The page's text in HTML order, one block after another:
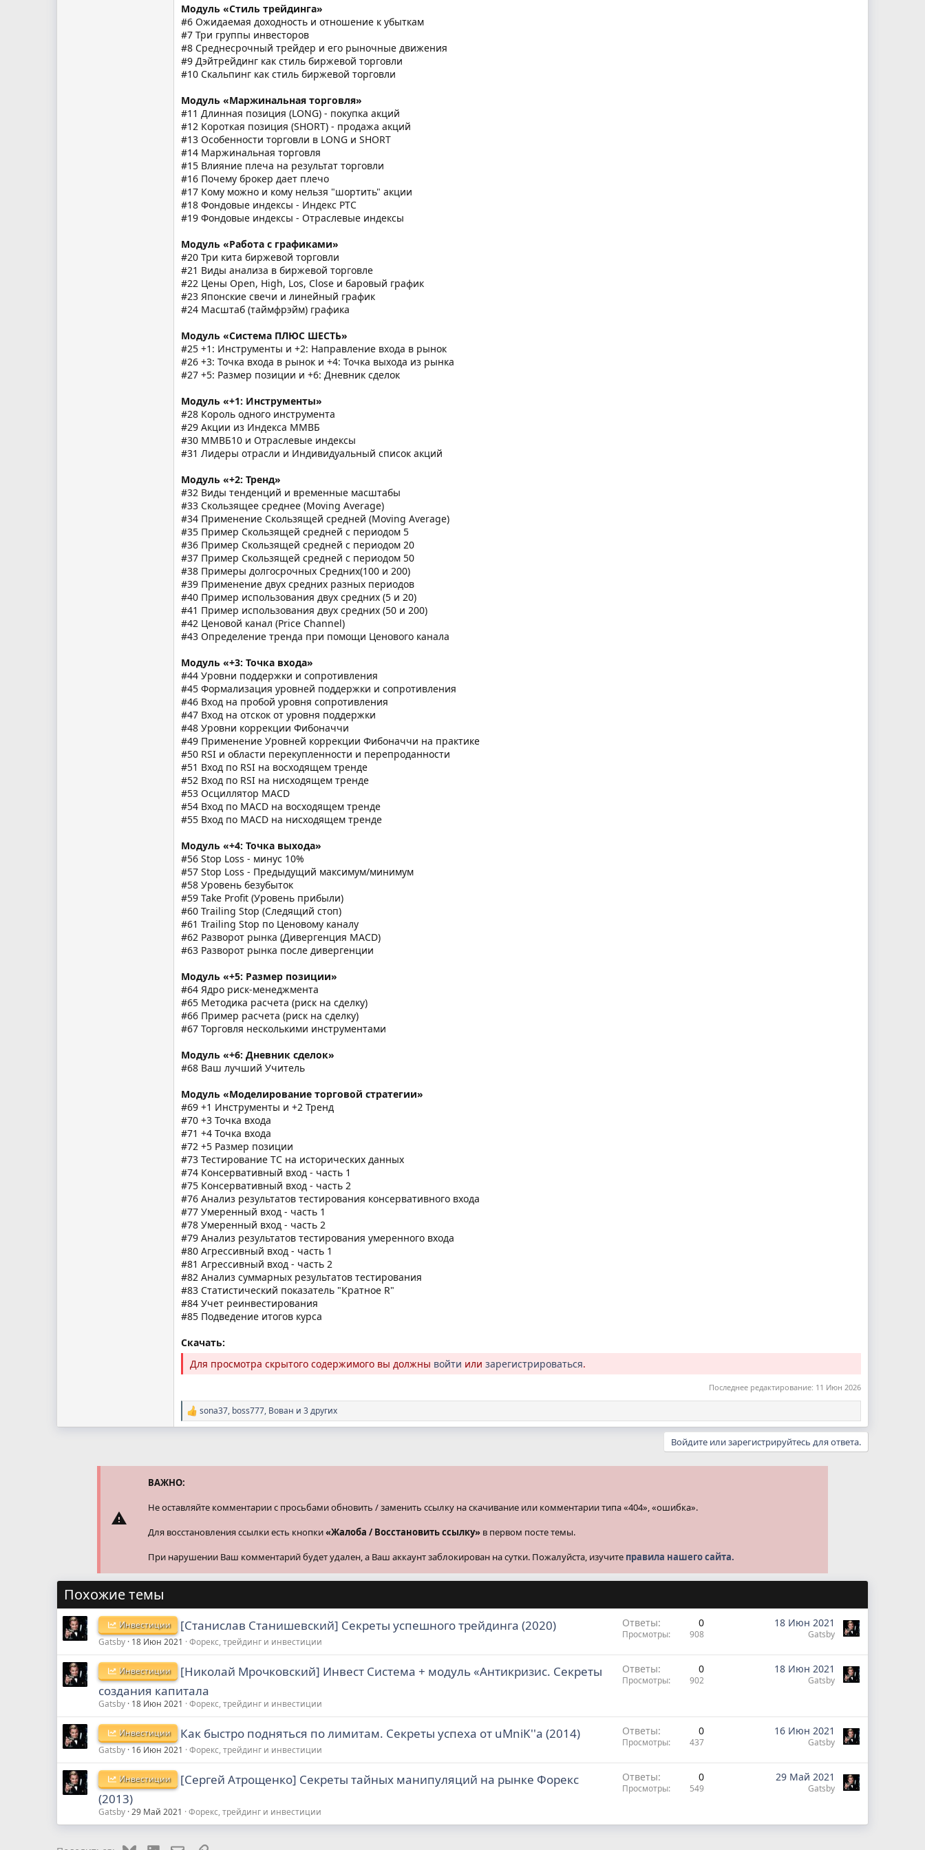
Модуль «Стиль трейдинга»
#6 Ожидаемая доходность и отношение к убыткам
#7 Три группы инвесторов
#8 Среднесрочный трейдер и его рыночные движения
#9 Дэйтрейдинг как стиль биржевой торговли
#10 Скальпинг как стиль биржевой торговли
Модуль «Маржинальная торговля»
#11 Длинная позиция (LONG) - покупка акций
#12 Короткая позиция (SHORT) - продажа акций
#13 Особенности торговли в LONG и SHORT
#14 Маржинальная торговля
#15 Влияние плеча на результат торговли
#16 Почему брокер дает плечо
#17 Кому можно и кому нельзя "шортить" акции
#18 Фондовые индексы - Индекс РТС
#19 Фондовые индексы - Отраслевые индексы
Модуль «Работа с графиками»
#20 Три кита биржевой торговли
#21 Виды анализа в биржевой торговле
#22 Цены Open, High, Los, Close и баровый график
#23 Японские свечи и линейный график
#24 Масштаб (таймфрэйм) графика
Модуль «Система ПЛЮС ШЕСТЬ»
#25 +1: Инструменты и +2: Направление входа в рынок
#26 +3: Точка входа в рынок и +4: Точка выхода из рынка
#27 +5: Размер позиции и +6: Дневник сделок
Модуль «+1: Инструменты»
#28 Король одного инструмента
#29 Акции из Индекса ММВБ
#30 ММВБ10 и Отраслевые индексы
#31 Лидеры отрасли и Индивидуальный список акций
Модуль «+2: Тренд»
#32 Виды тенденций и временные масштабы
#33 Скользящее среднее (Moving Average)
#34 Применение Скользящей средней (Moving Average)
#35 Пример Скользящей средней с периодом 5
#36 Пример Скользящей средней с периодом 20
#37 Пример Скользящей средней с периодом 50
#38 Примеры долгосрочных Средних(100 и 200)
#39 Применение двух средних разных периодов
#40 Пример использования двух средних (5 и 20)
#41 Пример использования двух средних (50 и 200)
#42 Ценовой канал (Price Channel)
#43 Определение тренда при помощи Ценового канала
Модуль «+3: Точка входа»
#44 Уровни поддержки и сопротивления
#45 Формализация уровней поддержки и сопротивления
#46 Вход на пробой уровня сопротивления
#47 Вход на отскок от уровня поддержки
#48 Уровни коррекции Фибоначчи
#49 Применение Уровней коррекции Фибоначчи на практике
#50 RSI и области перекупленности и перепроданности
#51 Вход по RSI на восходящем тренде
#52 Вход по RSI на нисходящем тренде
#53 Осциллятор MACD
#54 Вход по MACD на восходящем тренде
#55 Вход по MACD на нисходящем тренде
Модуль «+4: Точка выхода»
#56 Stop Loss - минус 10%
#57 Stop Loss - Предыдущий максимум/минимум
#58 Уровень безубыток
#59 Take Profit (Уровень прибыли)
#60 Trailing Stop (Следящий стоп)
#61 Trailing Stop по Ценовому каналу
#62 Разворот рынка (Дивергенция MACD)
#63 Разворот рынка после дивергенции
Модуль «+5: Размер позиции»
#64 Ядро риск-менеджмента
#65 Методика расчета (риск на сделку)
#66 Пример расчета (риск на сделку)
#67 Торговля несколькими инструментами
Модуль «+6: Дневник сделок»
#68 Ваш лучший Учитель
Модуль «Моделирование торговой стратегии»
#69 +1 Инструменты и +2 Тренд
#70 +3 Точка входа
#71 +4 Точка входа
#72 +5 Размер позиции
#73 Тестирование ТС на исторических данных
#74 Консервативный вход - часть 1
#75 Консервативный вход - часть 2
#76 Анализ результатов тестирования консервативного входа
#77 Умеренный вход - часть 1
#78 Умеренный вход - часть 2
#79 Анализ результатов тестирования умеренного входа
#80 Агрессивный вход - часть 1
#81 Агрессивный вход - часть 2
#82 Анализ суммарных результатов тестирования
#83 Статистический показатель "Кратное R"
#84 Учет реинвестирования
#85 Подведение итогов курса
Скачать:
Для просмотра скрытого содержимого вы должны войти или зарегистрироваться.
Последнее редактирование: 11 Июн 2026
Р
е
sona37, boss777, Вован и 3 других
Войдите или зарегистрируйтесь для ответа.
ВАЖНО:
Не оставляйте комментарии с просьбами обновить / заменить ссылку на скачивание или комментарии типа «404», «ошибка».
Для восстановления ссылки есть кнопки«Жалоба / Восстановить ссылку» в первом посте темы.
При нарушении Ваш комментарий будет удален, а Ваш аккаунт заблокирован на сутки. Пожалуйста, изучите правила нашего сайта.
Похожие темы
Инвестиции [Станислав Станишевский] Секреты успешного трейдинга (2020)
Gatsby 18 Июн 2021 Форекс, трейдинг и инвестиции
Ответы 0
Просмотры 908
18 Июн 2021
Gatsby
Инвестиции
[Николай Мрочковский] Инвест Система + модуль «Антикризис. Секреты
создания капитала
Gatsby 18 Июн 2021 Форекс, трейдинг и инвестиции
Ответы 0
Просмотры 902
18 Июн 2021
Gatsby
Инвестиции Как быстро подняться по лимитам. Секреты успеха от uMniK''а (2014)
Gatsby 16 Июн 2021 Форекс, трейдинг и инвестиции
Ответы 0
Просмотры 437
16 Июн 2021
Gatsby
Инвестиции
[Сергей Атрощенко] Секреты тайных манипуляций на рынке Форекс
(2013)
Gatsby 29 Май 2021 Форекс, трейдинг и инвестиции
Ответы 0
Просмотры 549
29 Май 2021
Gatsby